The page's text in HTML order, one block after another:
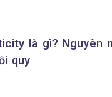
là gì? Nguyên
quy